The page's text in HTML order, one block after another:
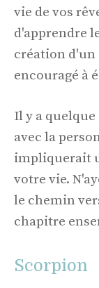
vie de vos
d'apprendre
création d'un
encouragé à
Il y a
avec la
impliquerait
votre vie.
le chemin
chapitre
Scorpion